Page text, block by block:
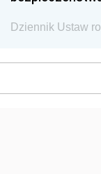
Dziennik Ustaw